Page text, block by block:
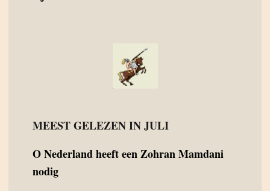
MEEST GELEZEN IN JULI
ONederland heeft een Zohran Mamdani
nodig